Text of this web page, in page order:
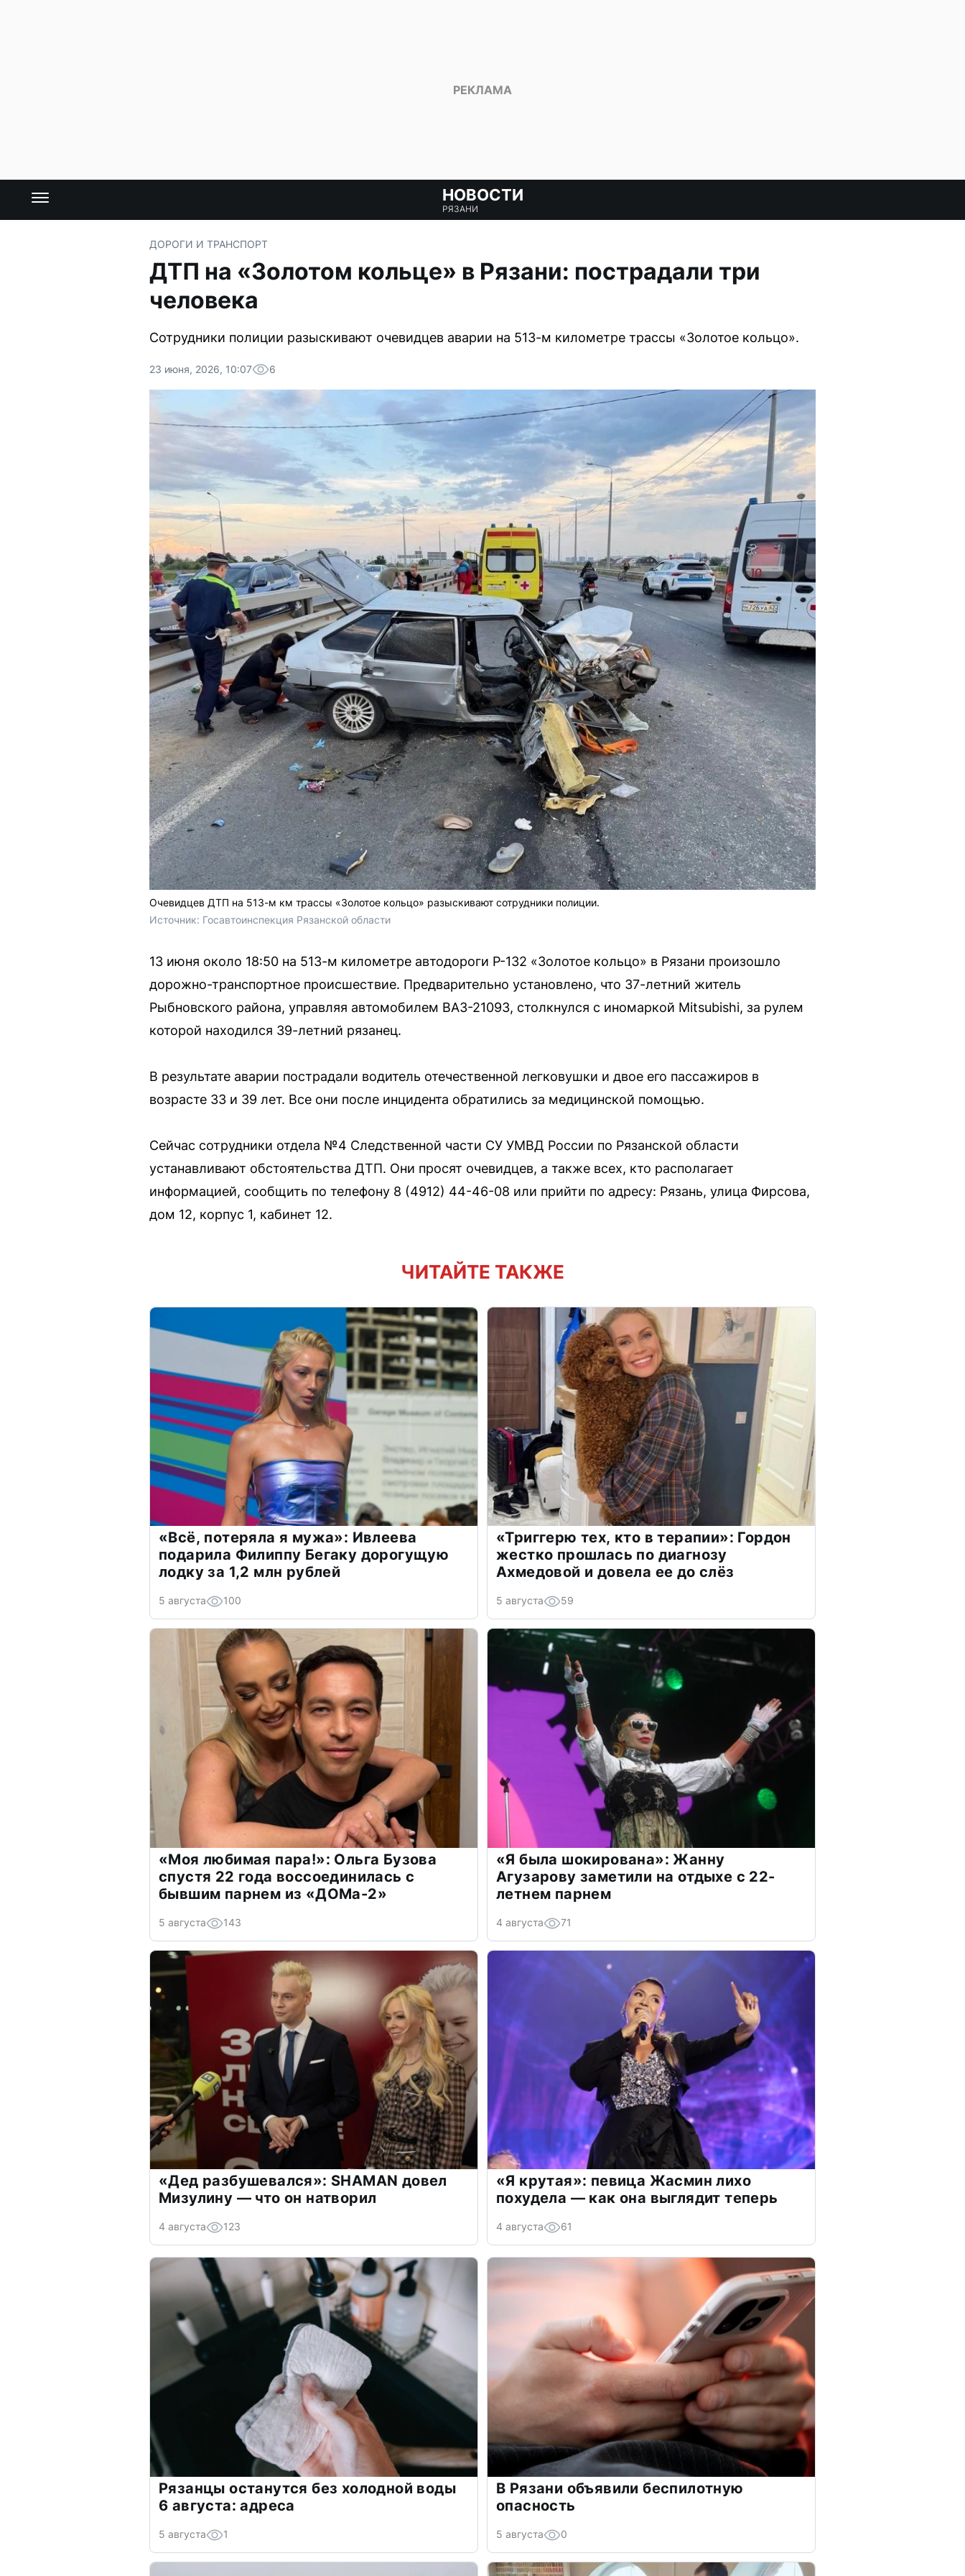
НОВОСТИ
РЯЗАНИ
ДОРОГИ И ТРАНСПОРТ
ДТП на «Золотом кольце» в Рязани: пострадали три
человека
Сотрудники полиции разыскивают очевидцев аварии на 513-м километре трассы «Золотое кольцо».
23 июня, 2026, 10:07 6
Очевидцев ДТП на 513-м км трассы «Золотое кольцо» разыскивают сотрудники полиции.
Источник: Госавтоинспекция Рязанской области
13 июня около 18:50 на 513-м километре автодороги Р-132 «Золотое кольцо» в Рязани произошло
дорожно-транспортное происшествие. Предварительно установлено, что 37-летний житель
Рыбновского района, управляя автомобилем ВАЗ-21093, столкнулся с иномаркой Mitsubishi, за рулем
которой находился 39-летний рязанец.
В результате аварии пострадали водитель отечественной легковушки и двое его пассажиров в
возрасте 33 и 39 лет. Все они после инцидента обратились за медицинской помощью.
Сейчас сотрудники отдела №4 Следственной части СУ УМВД России по Рязанской области
устанавливают обстоятельства ДТП. Они просят очевидцев, а также всех, кто располагает
информацией, сообщить по телефону 8 (4912) 44-46-08 или прийти по адресу: Рязань, улица Фирсова,
дом 12, корпус 1, кабинет 12.
ЧИТАЙТЕ ТАКЖЕ
«Всё, потеряла я мужа»: Ивлеева
подарила Филиппу Бегаку дорогущую
лодку за 1,2 млн рублей
5 августа 100
«Триггерю тех, кто в терапии»: Гордон
жестко прошлась по диагнозу
Ахмедовой и довела ее до слёз
5 августа 59
«Моя любимая пара!»: Ольга Бузова
спустя 22 года воссоединилась с
бывшим парнем из «ДОМа-2»
5 августа 143
«Я была шокирована»: Жанну
Агузарову заметили на отдыхе с 22-
летнем парнем
4 августа 71
«Дед разбушевался»: SHAMAN довел
Мизулину — что он натворил
4 августа 123
«Я крутая»: певица Жасмин лихо
похудела — как она выглядит теперь
4 августа 61
Рязанцы останутся без холодной воды
6 августа: адреса
5 августа 1
В Рязани объявили беспилотную
опасность
5 августа 0